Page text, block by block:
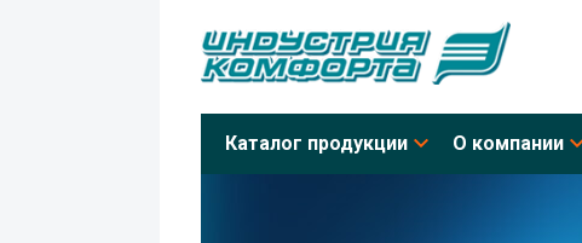
Каталог продукции О компании